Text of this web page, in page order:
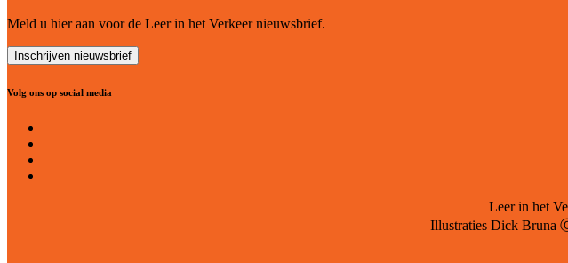
Meld u hier aan voor de Leer in het Verkeer nieuwsbrief.
Inschrijven nieuwsbrief
Volg ons op social media
Leer in het
Illustraties Dick Bruna